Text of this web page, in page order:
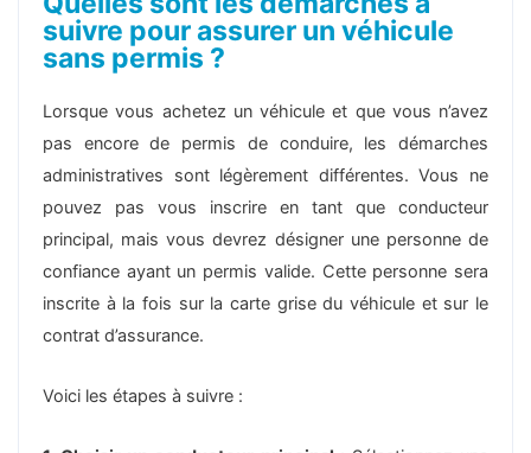
suivre pour assurer un véhicule
sans permis ?
Lorsque vous achetez un véhicule et que vous n’avez
pas encore de permis de conduire, les démarches
administratives sont légèrement différentes. Vous ne
pouvez pas vous inscrire en tant que conducteur
principal, mais vous devrez désigner une personne de
confiance ayant un permis valide. Cette personne sera
inscrite à la fois sur la carte grise du véhicule et sur le
contrat d’assurance.
Voici les étapes à suivre :